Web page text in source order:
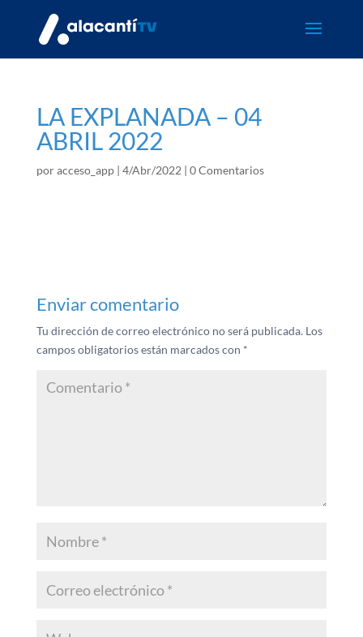
LA EXPLANADA – 04
ABRIL 2022
poracceso_app| 4/Abr/2022 | 0 Comentarios
Enviar comentario
Tu dirección de correo electrónico no será publicada. Los
campos obligatorios están marcados con *